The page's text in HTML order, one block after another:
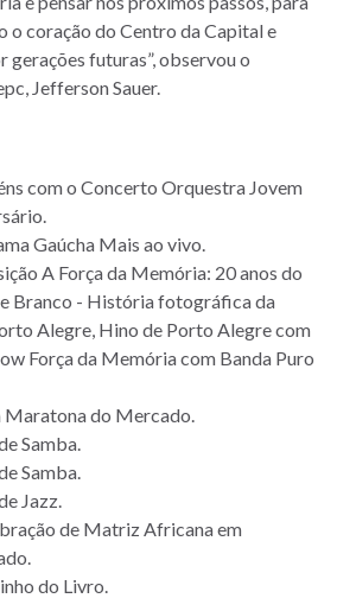
o coração do Centro da Capital e
futuras”, observou o
Jefferson Sauer.
com o Concerto Orquestra Jovem
Gaúcha Mais ao vivo.
A Força da Memória: 20 anos do
Branco - História fotográfica da
Alegre, Hino de Porto Alegre com
Força da Memória com Banda Puro
Maratona do Mercado.
Samba.
Samba.
Jazz.
de Matriz Africana em
do Livro.